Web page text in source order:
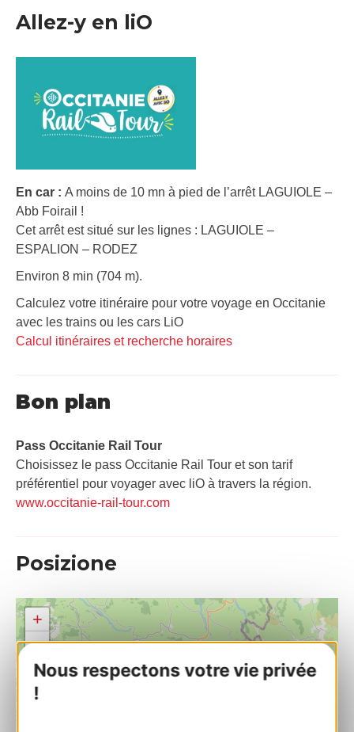
Nous respectons votre vie privée
!
Allez-y en liO
En car : A moins de 10 mn à pied de l’arrêt LAGUIOLE –
Abb Foirail !
Cet arrêt est situé sur les lignes : LAGUIOLE –
ESPALION – RODEZ
Environ 8 min (704 m).
Calculez votre itinéraire pour votre voyage en Occitanie
avec les trains ou les cars LiO
Calcul itinéraires et recherche horaires
Bon plan
Pass Occitanie Rail Tour​
Choisissez le pass Occitanie Rail Tour et son tarif
préférentiel pour voyager avec liO à travers la région.
www.occitanie-rail-tour.com
Posizione
+
−